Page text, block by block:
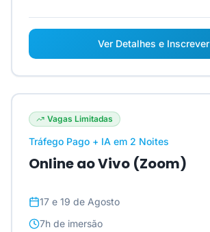
Ver Detalhes e Inscrever
Vagas Limitadas
Tráfego Pago + IA em 2 Noites
Online ao Vivo (Zoom)
17 e 19 de Agosto
7h de imersão